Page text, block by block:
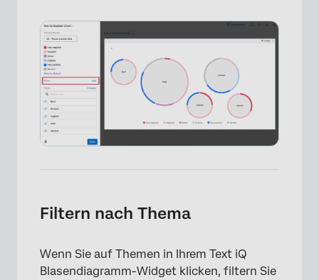
×
Filtern nach Thema
Wenn Sie auf Themen in Ihrem Text iQ
Blasendiagramm-Widget klicken, filtern Sie